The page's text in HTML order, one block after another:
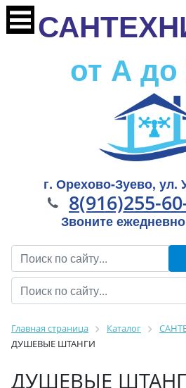
от А
г. Орехово-Зуево, ул.
8(916)255-
Звоните
Главная страница Каталог
ДУШЕВЫЕ ШТАНГИ
ДУШЕВЫЕ